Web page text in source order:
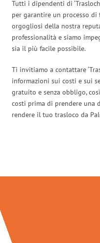
Tutti i dipendenti di
per garantire un processo di
orgogliosi della nostra
professionalità e siamo
sia il più facile possibile.
Ti invitiamo a contattare
informazioni sui costi e sui
gratuito e senza obbligo,
costi prima di prendere una
rendere il tuo trasloco da